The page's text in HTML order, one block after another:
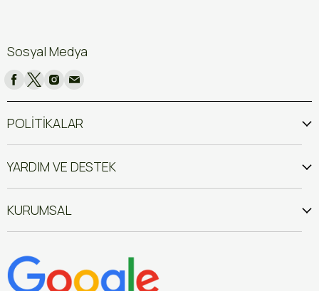
Sosyal Medya
POLİTİKALAR
YARDIM VE DESTEK
KURUMSAL